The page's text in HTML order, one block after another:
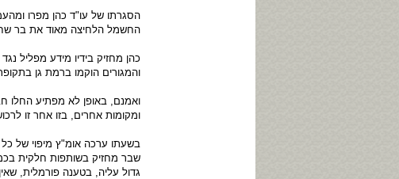
הסגרתו של עו"ד כהן מפרו
החשמל הלחיצה מאוד את בר
כהן מחזיק בידיו מידע מפליל
והמגורים הוקמו ברמת גן
ואמנם, באופן לא מפתיע החלו
ומקומות אחרים, בזו אחר זו
בשעתו ערכה אומ"ץ מיפוי של
שבר מחזיק בשותפות חלקית
גדול עליה, בטענה פורמלית,